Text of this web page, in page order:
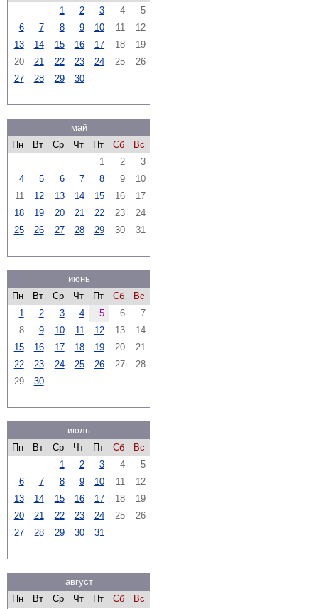
1 2 3 4
5
6
7 8 9 10 11
12
13
14 15 16 17 18
19
20
21 22 23 24 25
26
27
28 29 30
май
Пн
Вт Ср Чт Пт Сб
Вс
1
2
3
4
5 6 7 8 9
10
11
12 13 14 15 16
17
18
19 20 21 22 23
24
25
26 27 28 29 30 31
июнь
Пн
Вт Ср Чт Пт Сб
Вс
1
2 3 4 5 6
7
8
9 10 11 12 13
14
15
16 17 18 19 20
21
22
23 24 25 26 27
28
29
30
июль
Пн
Вт Ср Чт Пт Сб
Вс
1
2 3 4
5
6
7 8 9 10 11
12
13
14 15 16 17 18
19
20
21 22 23 24 25
26
27
28 29 30 31
август
Пн
Вт Ср Чт Пт Сб
Вс